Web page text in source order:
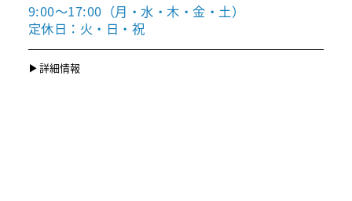
9:00〜17:00（月・水・木・金・土）
定休日：火・日・祝
詳細情報